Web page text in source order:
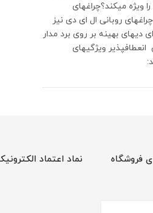
به وجود آمدن مشکلات رایج باشد. چراغ‎های ریسه‎ای ال ای دی: چه چیزی آنها را ویژه می‎کند؟چراغ‎های
ریسه‎ای ال ای دی، که در زبان انگلیسی به نام چراغ‎های ریسه‎ی ال ای دی یا چراغ‎های روبانی ال ای دی نیز
شناخته می‎شوند، دارای ابعادی کوچک و قابلیت انعطاف‎پذیری بالاییهستند. ال ای دی‎های بهینه بر روی برد مدار
چاپی با ضخامت 10mm و ابعاد 3ft در 16.4ftقرار می‎گیرند. ریسه‎های ال ای دی انعطاف‎پذیر ویژگی‎های
فروشگاه
نماد اعتماد